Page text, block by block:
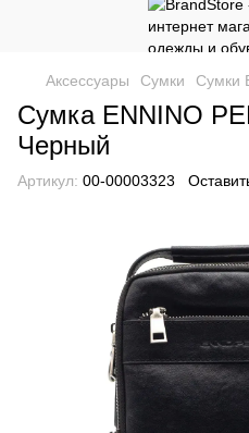
Аксессуары Сумки Сумки
Сумка ENNINO
Черный
Артикул: 00-00003323